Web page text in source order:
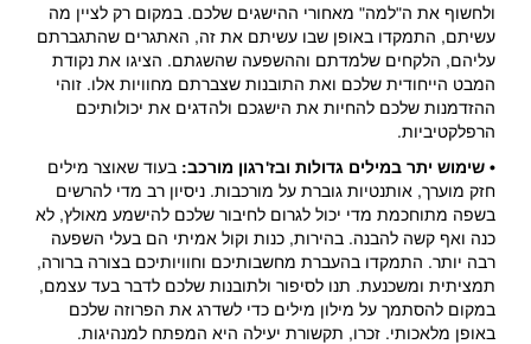
ולחשוף את ה"למה" מאחורי ההישגים שלכם. במקום רק לציין מה
עשיתם, התמקדו באופן שבו עשיתם את זה, האתגרים שהתגברתם
עליהם, הלקחים שלמדתם וההשפעה שהשגתם. הציגו את נקודת
המבט הייחודית שלכם ואת התובנות שצברתם מחוויות אלו. זוהי
ההזדמנות שלכם להחיות את הישגכם ולהדגים את יכולותיכם
הרפלקטיביות.
• שימוש יתר במילים גדולות ובז'רגון מורכב: בעוד שאוצר מילים
חזק מוערך, אותנטיות גוברת על מורכבות. ניסיון רב מדי להרשים
בשפה מתוחכמת מדי יכול לגרום לחיבור שלכם להישמע מאולץ, לא
כנה ואף קשה להבנה. בהירות, כנות וקול אמיתי הם בעלי השפעה
רבה יותר. התמקדו בהעברת מחשבותיכם וחוויותיכם בצורה ברורה,
תמציתית ומשכנעת. תנו לסיפור ולתובנות שלכם לדבר בעד עצמם,
במקום להסתמך על מילון מילים כדי לשדרג את הפרוזה שלכם
באופן מלאכותי. זכרו, תקשורת יעילה היא המפתח למנהיגות.